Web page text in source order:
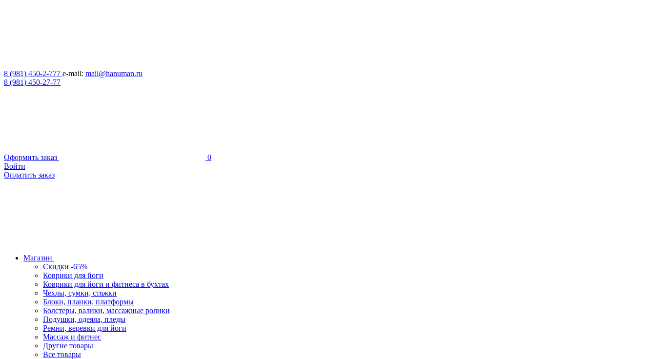
8 (981) 450-2-777 e-mail: mail@hanuman.ru
8 (981) 450-27-77
Оформить заказ
0
Войти
Оплатить заказ
Магазин
Скидки -65%
Коврики для йоги
Коврики для йоги и фитнеса в бухтах
Чехлы, сумки, стяжки
Блоки, планки, платформы
Болстеры, валики, массажные ролики
Подушки, одеяла, пледы
Ремни, веревки для йоги
Массаж и фитнес
Другие товары
Все товары